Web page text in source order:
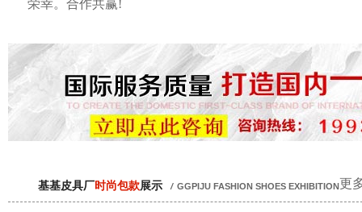
荣幸。合作共赢!
更
基基皮具厂时尚包款展示 / GGPIJU FASHION SHOES EXHIBITION